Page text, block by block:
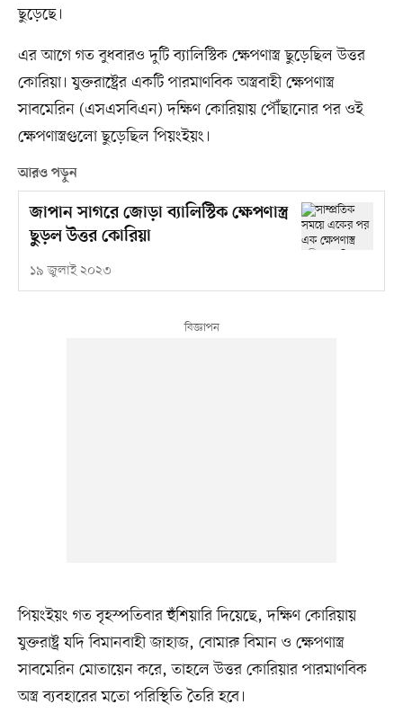
ছুড়েছে।
এর আগে গত বুধবারও দুটি ব্যালিস্টিক ক্ষেপণাস্ত্র ছুড়েছিল উত্তর
কোরিয়া। যুক্তরাষ্ট্রের একটি পারমাণবিক অস্ত্রবাহী ক্ষেপণাস্ত্র
সাবমেরিন (এসএসবিএন) দক্ষিণ কোরিয়ায় পৌঁছানোর পর ওই
ক্ষেপণাস্ত্রগুলো ছুড়েছিল পিয়ংইয়ং।
আরও পড়ুন
জাপান সাগরে জোড়া ব্যালিস্টিক ক্ষেপণাস্ত্র
ছুড়ল উত্তর কোরিয়া
১৯ জুলাই ২০২৩
পিয়ংইয়ং গত বৃহস্পতিবার হুঁশিয়ারি দিয়েছে, দক্ষিণ কোরিয়ায়
যুক্তরাষ্ট্র যদি বিমানবাহী জাহাজ, বোমারু বিমান ও ক্ষেপণাস্ত্র
সাবমেরিন মোতায়েন করে, তাহলে উত্তর কোরিয়ার পারমাণবিক
অস্ত্র ব্যবহারের মতো পরিস্থিতি তৈরি হবে।